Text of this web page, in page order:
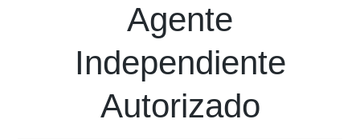
Agente
Independiente
Autorizado